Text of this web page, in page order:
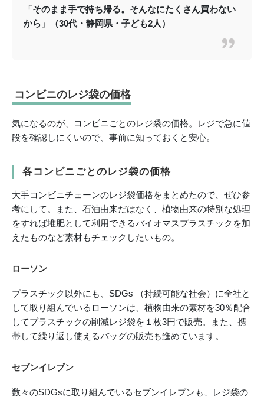
「そのまま手で持ち帰る。そんなにたくさん買わない
から」（30代・静岡県・子ども2人）
コンビニのレジ袋の価格
気になるのが、コンビニごとのレジ袋の価格。レジで急に値
段を確認しにくいので、事前に知っておくと安心。
各コンビニごとのレジ袋の価格
大手コンビニチェーンのレジ袋価格をまとめたので、ぜひ参
考にして。また、石油由来だはなく、植物由来の特別な処理
をすれば堆肥として利用できるバイオマスプラスチックを加
えたものなど素材もチェックしたいもの。
ローソン
プラスチック以外にも、SDGs （持続可能な社会）に全社と
して取り組んでいるローソンは、植物由来の素材を30％配合
してプラスチックの削減レジ袋を１枚3円で販売。また、携
帯して繰り返し使えるバッグの販売も進めています。
セブンイレブン
数々のSDGsに取り組んでいるセブンイレブンも、レジ袋の